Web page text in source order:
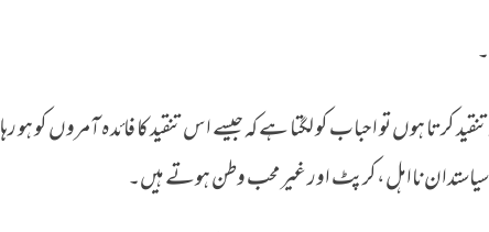
کرتا ہوں تو احباب کو لگتا ہے کہ جیسے اس تنقید کا فائدہ آمروں کو ہو رہا
نااہل،کرپٹ اور غیر محب وطن ہوتے ہیں۔